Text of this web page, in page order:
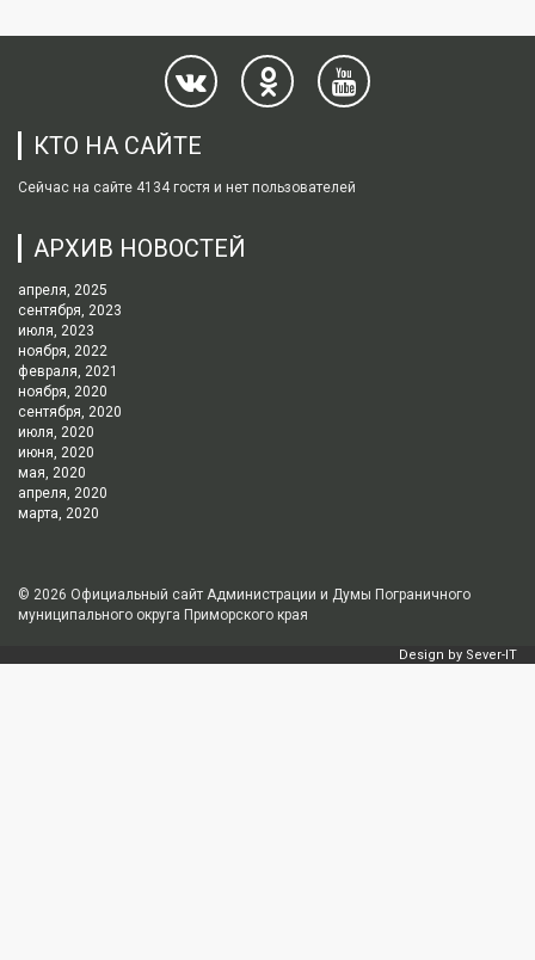
КТО НА САЙТЕ
Сейчас на сайте 4134 гостя и нет пользователей
АРХИВ НОВОСТЕЙ
апреля, 2025
сентября, 2023
июля, 2023
ноября, 2022
февраля, 2021
ноября, 2020
сентября, 2020
июля, 2020
июня, 2020
мая, 2020
апреля, 2020
марта, 2020
© 2026 Официальный сайт Администрации и Думы Пограничного
муниципального округа Приморского края
Design by Sever-IT